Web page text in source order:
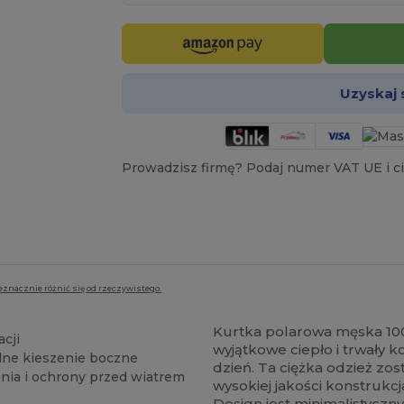
Uzyskaj
Prowadzisz firmę? Podaj numer VAT UE i
różnić się od rzeczywistego.
kieszenie boczne
i ochrony przed wiatrem
Kurtka polarowa męska
wyjątkowe ciepło i trwały
dzień. Ta ciężka odzież
wysokiej jakości